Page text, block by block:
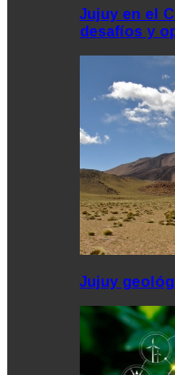
Jujuy en el
desafíos y
Jujuy